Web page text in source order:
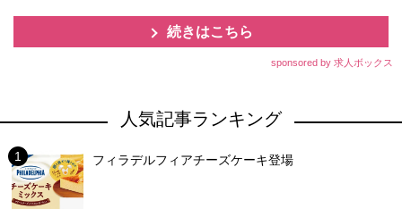
続きはこちら
sponsored by 求人ボックス
人気記事ランキング
フィラデルフィアチーズケーキ登場